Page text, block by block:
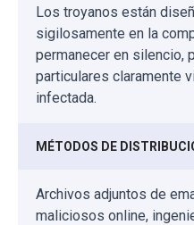
Los troyanos están
sigilosamente en la
permanecer en silencio,
particulares claramente
infectada.
MÉTODOS DE
Archivos adjuntos de
maliciosos online,